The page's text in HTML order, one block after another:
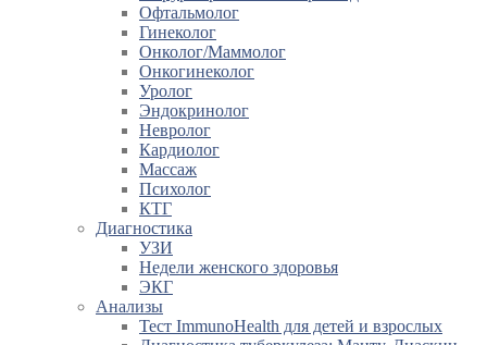
Офтальмолог
Гинеколог
Онколог/Маммолог
Онкогинеколог
Уролог
Эндокринолог
Невролог
Кардиолог
Массаж
Психолог
КТГ
Диагностика
УЗИ
Недели женского здоровья
ЭКГ
Анализы
Тест ImmunoHealth для детей и взрослых